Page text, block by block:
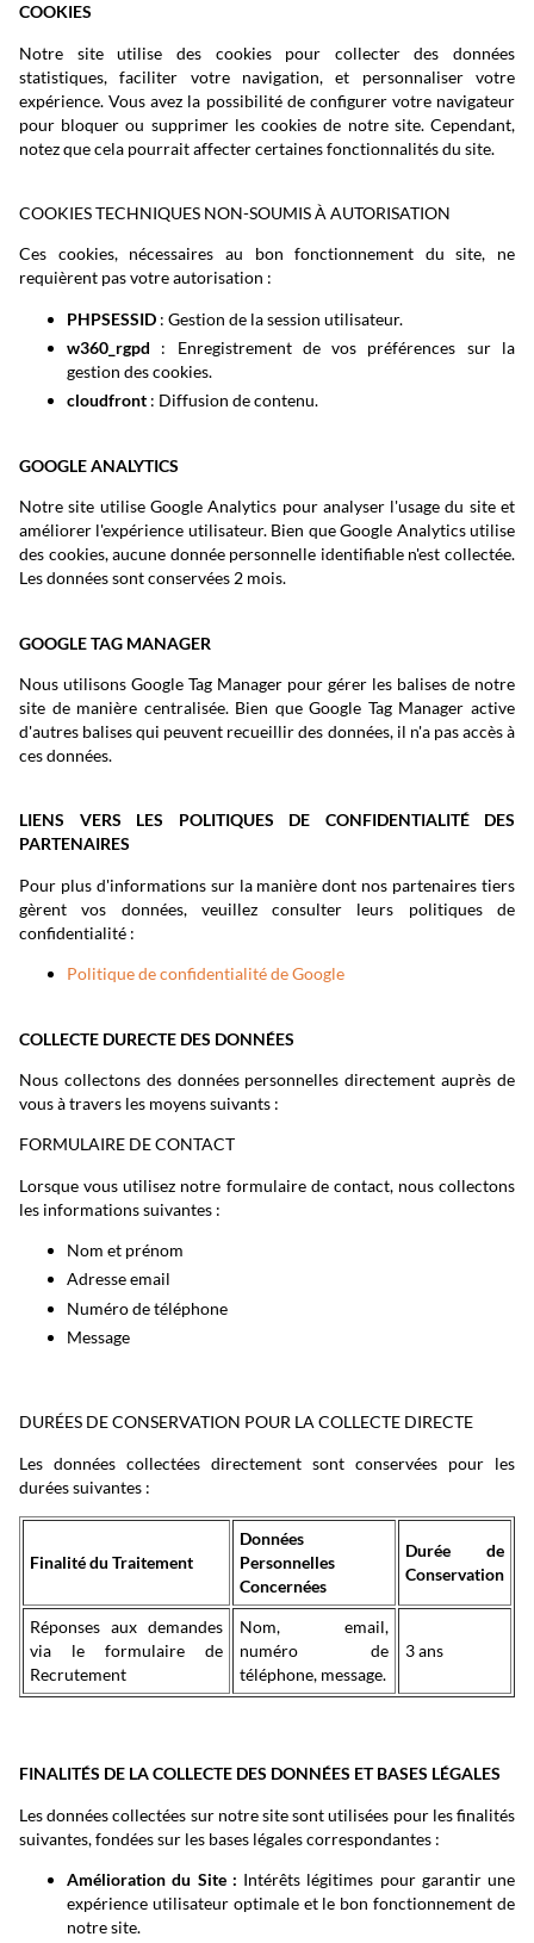
COOKIES
Notre site utilise des cookies pour collecter des données
statistiques, faciliter votre navigation, et personnaliser votre
expérience. Vous avez la possibilité de configurer votre navigateur
pour bloquer ou supprimer les cookies de notre site. Cependant,
notez que cela pourrait affecter certaines fonctionnalités du site.
COOKIES TECHNIQUES NON-SOUMIS À AUTORISATION
Ces cookies, nécessaires au bon fonctionnement du site, ne
requièrent pas votre autorisation :
PHPSESSID : Gestion de la session utilisateur.
w360_rgpd : Enregistrement de vos préférences sur la
gestion des cookies.
cloudfront : Diffusion de contenu.
GOOGLE ANALYTICS
Notre site utilise Google Analytics pour analyser l'usage du site et
améliorer l'expérience utilisateur. Bien que Google Analytics utilise
des cookies, aucune donnée personnelle identifiable n'est collectée.
Les données sont conservées 2 mois.
GOOGLE TAG MANAGER
Nous utilisons Google Tag Manager pour gérer les balises de notre
site de manière centralisée. Bien que Google Tag Manager active
d'autres balises qui peuvent recueillir des données, il n'a pas accès à
ces données.
LIENS VERS LES POLITIQUES DE CONFIDENTIALITÉ DES
PARTENAIRES
Pour plus d'informations sur la manière dont nos partenaires tiers
gèrent vos données, veuillez consulter leurs politiques de
confidentialité :
Politique de confidentialité de Google
COLLECTE DURECTE DES DONNÉES
Nous collectons des données personnelles directement auprès de
vous à travers les moyens suivants :
FORMULAIRE DE CONTACT
Lorsque vous utilisez notre formulaire de contact, nous collectons
les informations suivantes :
Nom et prénom
Adresse email
Numéro de téléphone
Message
DURÉES DE CONSERVATION POUR LA COLLECTE DIRECTE
Les données collectées directement sont conservées pour les
durées suivantes :
Finalité du Traitement
Données
Personnelles
Concernées
Durée de
Conservation
Réponses aux demandes
via le formulaire de
Recrutement
Nom, email,
numéro de
téléphone, message.
3 ans
FINALITÉS DE LA COLLECTE DES DONNÉES ET BASES LÉGALES
Les données collectées sur notre site sont utilisées pour les finalités
suivantes, fondées sur les bases légales correspondantes :
Amélioration du Site : Intérêts légitimes pour garantir une
expérience utilisateur optimale et le bon fonctionnement de
notre site.